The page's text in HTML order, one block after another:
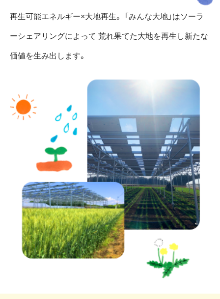
再生可能エネルギー×大地再生。 「みんな大地」はソーラ
ーシェアリングによって 荒れ果てた大地を再生し新たな
価値を生み出します。